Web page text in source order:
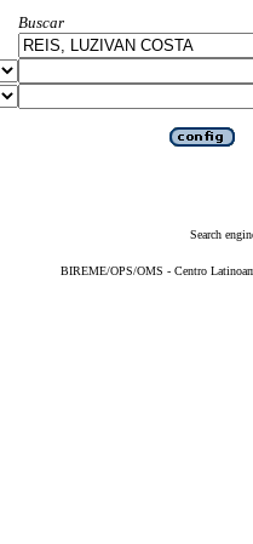
Buscar
Search
BIREME/OPS/OMS - Centro